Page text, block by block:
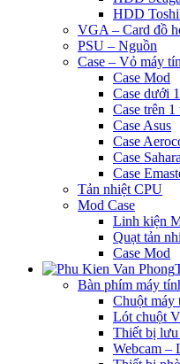
HDD
VGA – Card đồ
PSU – Nguồn
Case – Vỏ máy
Case Mod
Case dưới
Case trên 1
Case Asus
Case
Case Sahara
Case
Tản nhiệt CPU
Mod Case
Linh kiện
Quạt tản
Case Mod
Bàn phím máy
Chuột máy
Lót chuột
Thiết bị
Webcam –